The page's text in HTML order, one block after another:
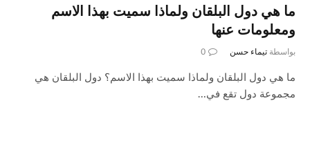
ما هي دول البلقان ولماذا سميت بهذا الاسم
ومعلومات عنها
بواسطة تيماء حسن 0
ما هي دول البلقان ولماذا سميت بهذا الاسم؟ دول البلقان هي
مجموعة دول تقع في…